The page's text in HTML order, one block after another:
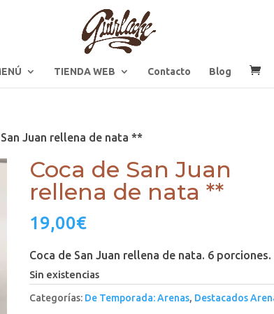
TIENDA WEB Contacto Blog
Juan rellena de nata **
Coca de San Juan
rellena de nata **
19,00€
Coca de San Juan rellena de nata. 6 porciones.
Sin existencias
Categorías: De Temporada: Arenas, Destacados